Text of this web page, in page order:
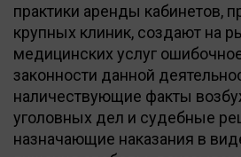
практики аренды кабинетов,
крупных клиник, создают на
медицинских услуг
законности данной
наличествующие факты
уголовных дел и судебные
назначающие наказания в